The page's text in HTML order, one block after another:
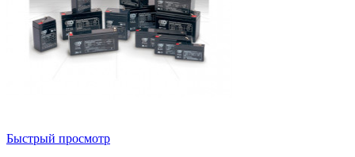
Быстрый просмотр